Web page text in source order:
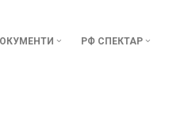
РФ СПЕКТАР